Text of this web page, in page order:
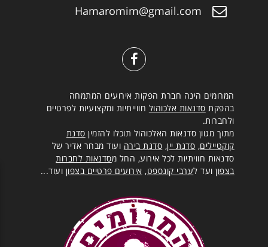
Hamaromim@gmail.com
המרומים הינה חברת הפקות אירועים המתמחה
בהפקת סדנאות אלכוהול חווייתיות ומקצועיות לפרטיים
ולחברות.
מתוך מגוון סדנאות האלכוהול תוכלו להזמין סדנת
קוקטיילים, סדנת יין, סדנת בירה ועוד מבחר אדיר של
סדנאות חוויתיות לכל אירוע, החל מסדנאות לחברות
בצפוןועד לערבי קונספט, אירועים פרטיים בצפון ועוד...